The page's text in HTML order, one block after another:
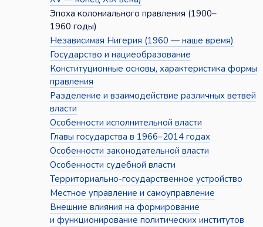
Эпоха колониального правления (1900–
1960 годы)
Независимая Нигерия (1960 — наше время)
Государство и нациеобразование
Конституционные основы, характеристика формы
правления
Разделение и взаимодействие различных ветвей
власти
Особенности исполнительной власти
Главы государства в 1966–2014 годах
Особенности законодательной власти
Особенности судебной власти
Территориально-государственное устройство
Местное управление и самоуправление
Внешние влияния на формирование
и функционирование политических институтов